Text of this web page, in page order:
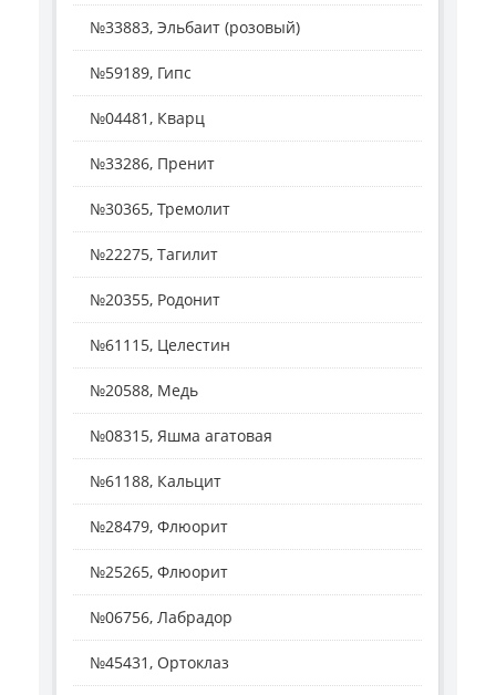
№33883, Эльбаит (розовый)
№59189, Гипс
№04481, Кварц
№33286, Пренит
№30365, Тремолит
№22275, Тагилит
№20355, Родонит
№61115, Целестин
№20588, Медь
№08315, Яшма агатовая
№61188, Кальцит
№28479, Флюорит
№25265, Флюорит
№06756, Лабрадор
№45431, Ортоклаз